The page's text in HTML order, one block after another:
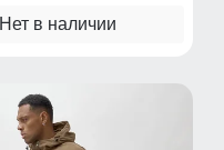
Нет в наличии